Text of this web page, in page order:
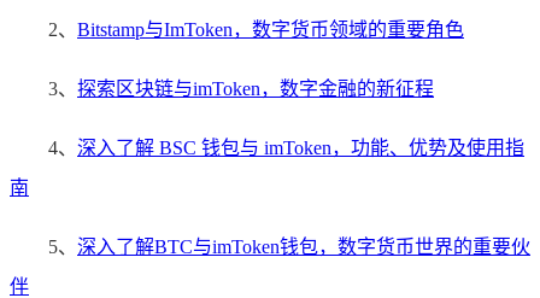
2、 Bitstamp与ImToken，数字货币领域的重要角色
3、 探索区块链与imToken，数字金融的新征程
4、 深入了解 BSC 钱包与 imToken，功能、优势及使用指
南
5、 深入了解BTC与imToken钱包，数字货币世界的重要伙
伴